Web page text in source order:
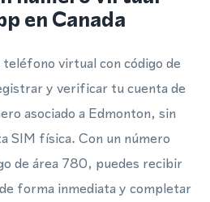
en Canada
virtual con código de
y verificar tu cuenta de
asociado a Edmonton, sin
SIM física. Con un número
de área 780, puedes recibir
forma inmediata y completar